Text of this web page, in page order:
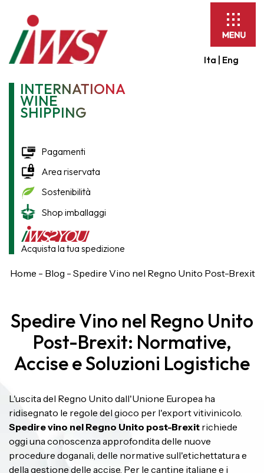
Ita | Eng
INTERNATIONAL
WINE
SHIPPING
Pagamenti
Area riservata
Sostenibilità
Shop imballaggi
Acquista la tua spedizione
Espandi
barra
di
Home - Blog - Spedire Vino nel Regno Unito Post-Brexit
Spedire Vino nel Regno Unito
Post-Brexit: Normative,
Accise e Soluzioni Logistiche
L'uscita del Regno Unito dall'Unione Europea ha
ridisegnato le regole del gioco per l'export vitivinicolo.
Spedire vino nel Regno Unito post-Brexit richiede
oggi una conoscenza approfondita delle nuove
procedure doganali, delle normative sull'etichettatura e
della gestione delle accise. Per le cantine italiane e i